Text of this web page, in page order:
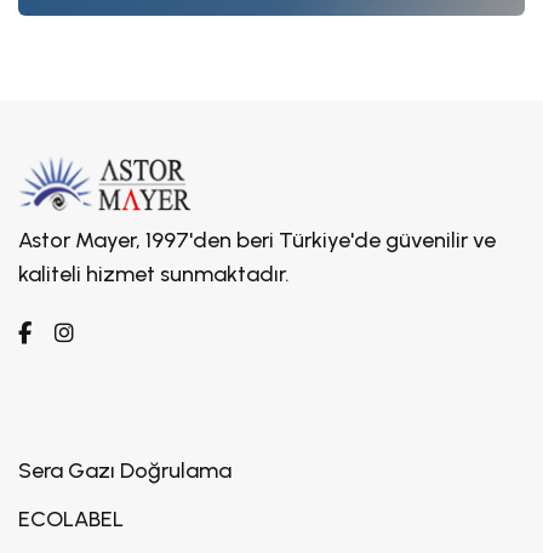
Astor Mayer, 1997'den beri Türkiye'de güvenilir ve
kaliteli hizmet sunmaktadır.
Sera Gazı Doğrulama
ECOLABEL